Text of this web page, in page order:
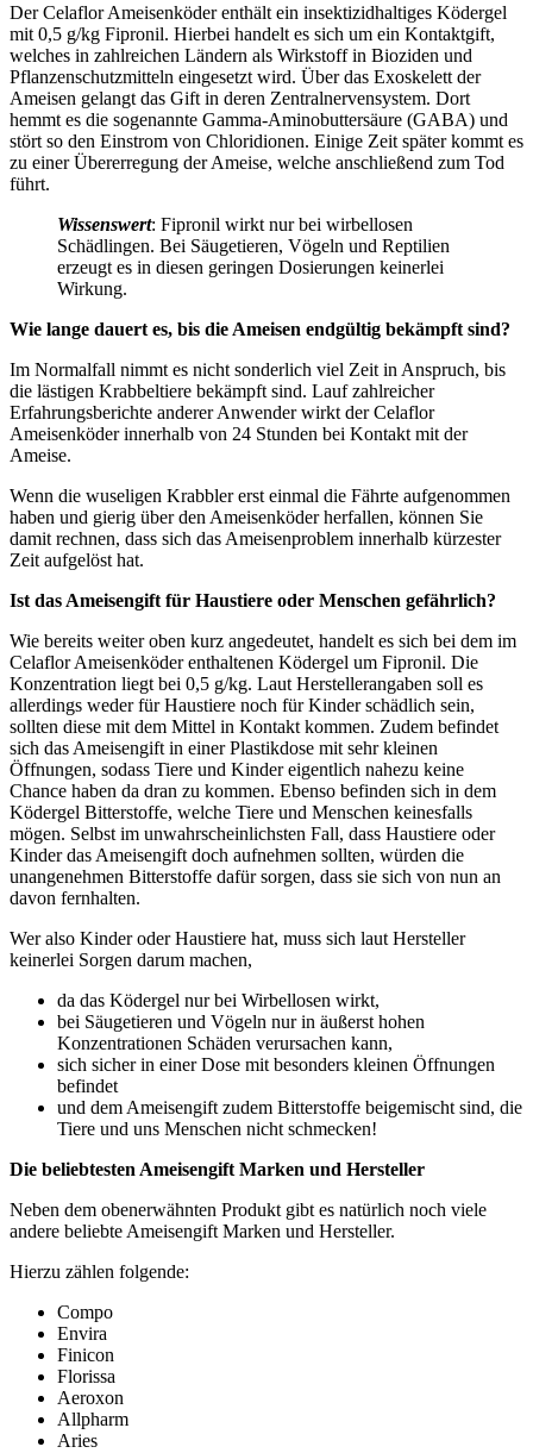
Der Celaflor Ameisenköder enthält ein insektizidhaltiges Ködergel
mit 0,5 g/kg Fipronil. Hierbei handelt es sich um ein Kontaktgift,
welches in zahlreichen Ländern als Wirkstoff in Bioziden und
Pflanzenschutzmitteln eingesetzt wird. Über das Exoskelett der
Ameisen gelangt das Gift in deren Zentralnervensystem. Dort
hemmt es die sogenannte Gamma-Aminobuttersäure (GABA) und
stört so den Einstrom von Chloridionen. Einige Zeit später kommt es
zu einer Übererregung der Ameise, welche anschließend zum Tod
führt.
Wissenswert: Fipronil wirkt nur bei wirbellosen
Schädlingen. Bei Säugetieren, Vögeln und Reptilien
erzeugt es in diesen geringen Dosierungen keinerlei
Wirkung.
Wie lange dauert es, bis die Ameisen endgültig bekämpft sind?
Im Normalfall nimmt es nicht sonderlich viel Zeit in Anspruch, bis
die lästigen Krabbeltiere bekämpft sind. Lauf zahlreicher
Erfahrungsberichte anderer Anwender wirkt der Celaflor
Ameisenköder innerhalb von 24 Stunden bei Kontakt mit der
Ameise.
Wenn die wuseligen Krabbler erst einmal die Fährte aufgenommen
haben und gierig über den Ameisenköder herfallen, können Sie
damit rechnen, dass sich das Ameisenproblem innerhalb kürzester
Zeit aufgelöst hat.
Ist das Ameisengift für Haustiere oder Menschen gefährlich?
Wie bereits weiter oben kurz angedeutet, handelt es sich bei dem im
Celaflor Ameisenköder enthaltenen Ködergel um Fipronil. Die
Konzentration liegt bei 0,5 g/kg. Laut Herstellerangaben soll es
allerdings weder für Haustiere noch für Kinder schädlich sein,
sollten diese mit dem Mittel in Kontakt kommen. Zudem befindet
sich das Ameisengift in einer Plastikdose mit sehr kleinen
Öffnungen, sodass Tiere und Kinder eigentlich nahezu keine
Chance haben da dran zu kommen. Ebenso befinden sich in dem
Ködergel Bitterstoffe, welche Tiere und Menschen keinesfalls
mögen. Selbst im unwahrscheinlichsten Fall, dass Haustiere oder
Kinder das Ameisengift doch aufnehmen sollten, würden die
unangenehmen Bitterstoffe dafür sorgen, dass sie sich von nun an
davon fernhalten.
Wer also Kinder oder Haustiere hat, muss sich laut Hersteller
keinerlei Sorgen darum machen,
da das Ködergel nur bei Wirbellosen wirkt,
bei Säugetieren und Vögeln nur in äußerst hohen
Konzentrationen Schäden verursachen kann,
sich sicher in einer Dose mit besonders kleinen Öffnungen
befindet
und dem Ameisengift zudem Bitterstoffe beigemischt sind, die
Tiere und uns Menschen nicht schmecken!
Die beliebtesten Ameisengift Marken und Hersteller
Neben dem obenerwähnten Produkt gibt es natürlich noch viele
andere beliebte Ameisengift Marken und Hersteller.
Hierzu zählen folgende:
Compo
Envira
Finicon
Florissa
Aeroxon
Allpharm
Aries